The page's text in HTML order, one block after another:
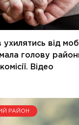
від
голову
Відео
РАЙОН